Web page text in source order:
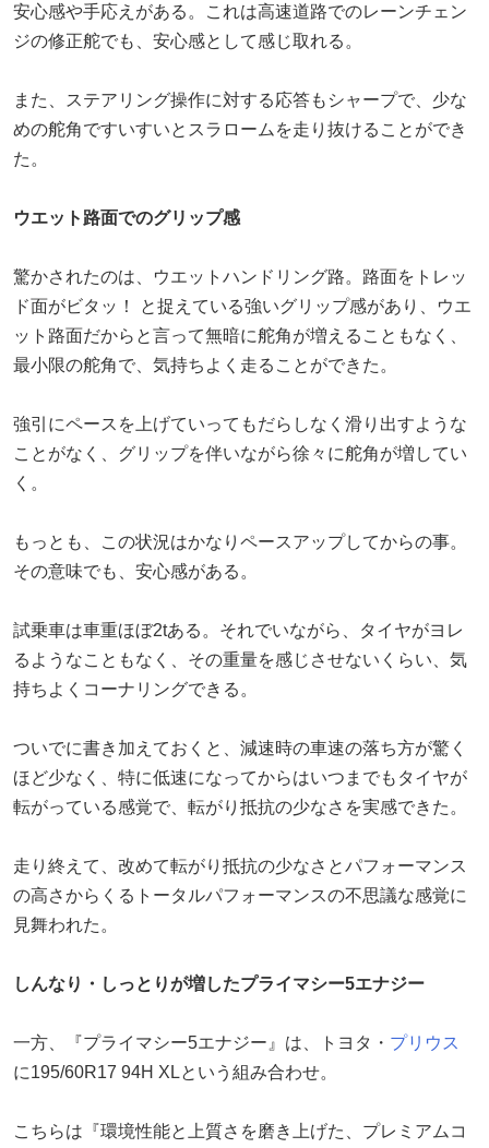
安心感や手応えがある。これは高速道路でのレーンチェン
ジの修正舵でも、安心感として感じ取れる。
また、ステアリング操作に対する応答もシャープで、少な
めの舵角ですいすいとスラロームを走り抜けることができ
た。
ウエット路面でのグリップ感
驚かされたのは、ウエットハンドリング路。路面をトレッ
ド面がビタッ！ と捉えている強いグリップ感があり、ウエ
ット路面だからと言って無暗に舵角が増えることもなく、
最小限の舵角で、気持ちよく走ることができた。
強引にペースを上げていってもだらしなく滑り出すような
ことがなく、グリップを伴いながら徐々に舵角が増してい
く。
もっとも、この状況はかなりペースアップしてからの事。
その意味でも、安心感がある。
試乗車は車重ほぼ2tある。それでいながら、タイヤがヨレ
るようなこともなく、その重量を感じさせないくらい、気
持ちよくコーナリングできる。
ついでに書き加えておくと、減速時の車速の落ち方が驚く
ほど少なく、特に低速になってからはいつまでもタイヤが
転がっている感覚で、転がり抵抗の少なさを実感できた。
走り終えて、改めて転がり抵抗の少なさとパフォーマンス
の高さからくるトータルパフォーマンスの不思議な感覚に
見舞われた。
しんなり・しっとりが増したプライマシー5エナジー
一方、『プライマシー5エナジー』は、トヨタ・ プリウス
に195/60R17 94H XLという組み合わせ。
こちらは『環境性能と上質さを磨き上げた、プレミアムコ